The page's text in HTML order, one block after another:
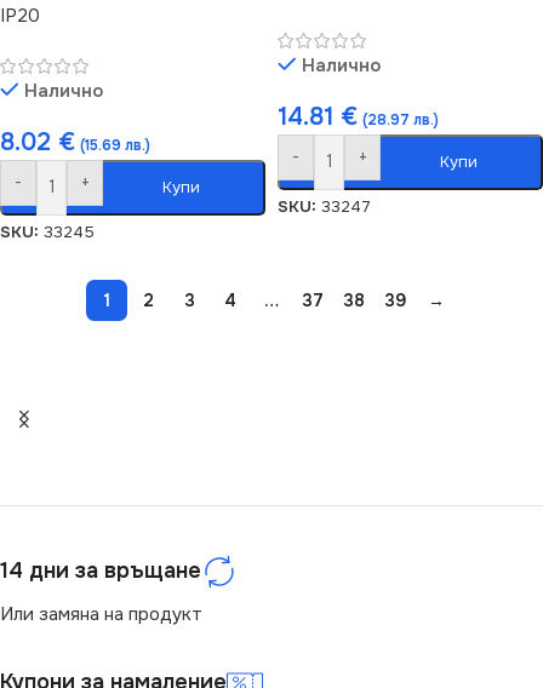
IP20
Налично
8.02 € (15.69 лв.)
- + Купи
SKU: 33245
Налично
14.81 € (28.97 лв.)
- + Купи
SKU: 33247
1 2 3 4 … 37 38 39 →
14 дни за връщане
Или замяна на продукт
Купони за намаление